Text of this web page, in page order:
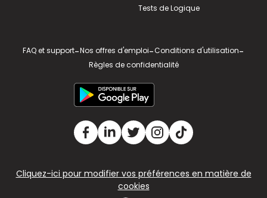
Tests de Logique
FAQ et support-Nos offres d'emploi-Conditions d'utilisation-
Règles de confidentialité
Cliquez-ici pour modifier vos préférences en matière de
cookies